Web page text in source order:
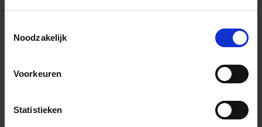
Noodzakelijk
Voorkeuren
Statistieken